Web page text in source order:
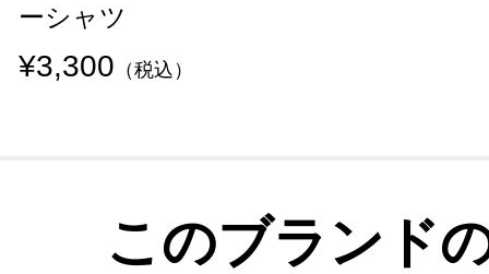
ーシャツ
¥3,300 （税込）
このブランド